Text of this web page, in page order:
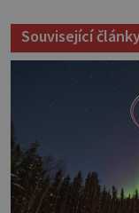
Související